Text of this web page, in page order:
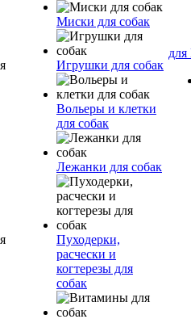
Миски для собак
Игрушки для собак
Вольеры и клетки
для собак
Лежанки для собак
Пуходерки,
расчески и
когтерезы для
собак